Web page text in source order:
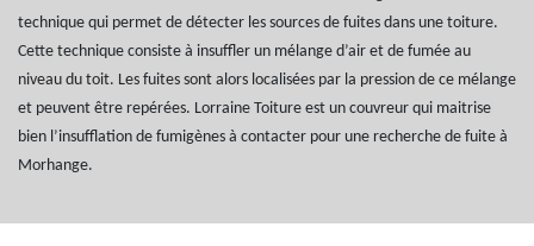
technique qui permet de détecter les sources de fuites dans une toiture.
Cette technique consiste à insuffler un mélange d’air et de fumée au
niveau du toit. Les fuites sont alors localisées par la pression de ce mélange
et peuvent être repérées. Lorraine Toiture est un couvreur qui maitrise
bien l’insufflation de fumigènes à contacter pour une recherche de fuite à
Morhange.